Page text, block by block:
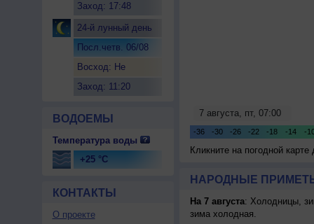
Заход: 17:48
24-й лунный день
Посл.четв. 06/08
Восход: Не
Заход: 11:20
ВОДОЕМЫ
Температура воды
+25 °C
КОНТАКТЫ
О проекте
Кликните на погодной
НАРОДНЫЕ
На 7 августа: Холодницы,
зима холодная.